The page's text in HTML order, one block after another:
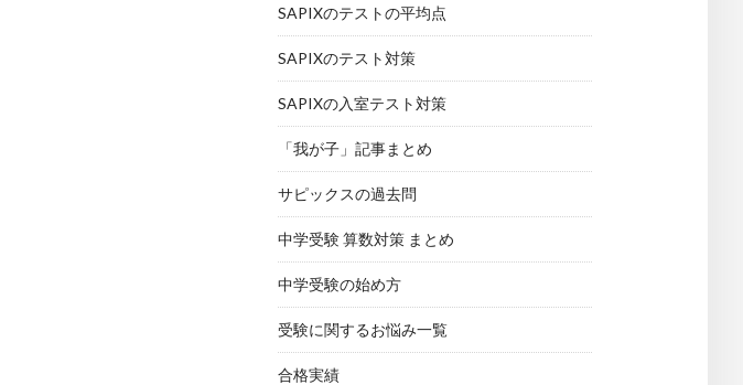
SAPIXのテストの平均点
SAPIXのテスト対策
SAPIXの入室テスト対策
「我が子」記事まとめ
サピックスの過去問
中学受験 算数対策 まとめ
中学受験の始め方
受験に関するお悩み一覧
合格実績